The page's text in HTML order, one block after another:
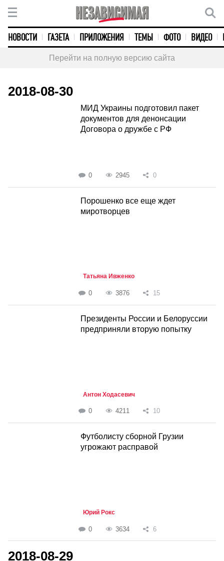
НОВОСТИ ГАЗЕТА ПРИЛОЖЕНИЯ ТЕМЫ ФОТО ВИДЕО
Перейти на полную версию сайта
2018-08-30
МИД Украины подготовил пакет
документов для денонсации
Договора о дружбе с РФ
0 2945 0
Порошенко все еще ждет
миротворцев
Татьяна Ивженко
0 3876 15
Президенты России и Белоруссии
предприняли вторую попытку
Антон Ходасевич
0 4211 10
Футболисту сборной Грузии
угрожают расправой
Юрий Рокс
0 3634 6
2018-08-29